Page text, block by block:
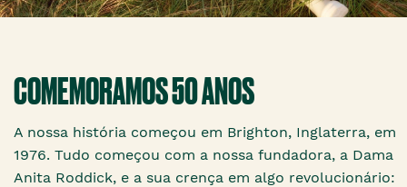
COMEMORAMOS 50 ANOS
A nossa história começou em Brighton, Inglaterra, em
1976. Tudo começou com a nossa fundadora, a Dama
Anita Roddick, e a sua crença em algo revolucionário: